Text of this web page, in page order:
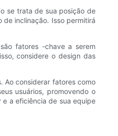
se trata de sua posição de
inclinação. Isso permitirá
fatores -chave a serem
considere o design das
Ao considerar fatores como
usuários, promovendo o
a eficiência de sua equipe